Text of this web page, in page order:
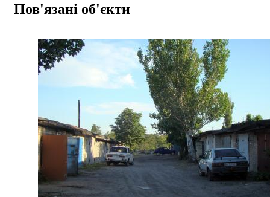
Пов'язані об'єкти